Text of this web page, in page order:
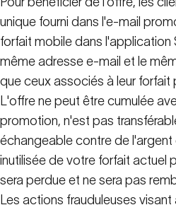
unique fourni dans l'e-mail
forfait mobile dans l'application
même adresse e-mail et le
que ceux associés à leur forfait
L'offre ne peut être cumulée
promotion, n'est pas
échangeable contre de
inutilisée de votre forfait actuel
sera perdue et ne sera pas
Les actions frauduleuses